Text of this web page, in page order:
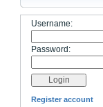
Username:
Password:
Register account